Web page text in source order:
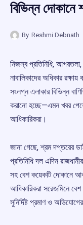
বিভিন্ন
By Reshmi Debnath
নিজস্ব প্রতিনিধি,
নাবালিকাদের অধিকার
সংলগ্ন এলাকার বিভিন্ন
করানো হচ্ছে—এমন খবর
আধিকারিকরা।
জানা গেছে, শ্রম দপ্তরের
প্রতিনিধি দল এদিন
সহ বেশ কয়েকটি দোকানে
আধিকারিকরা সরেজমিনে
সুনির্দিষ্ট প্রমাণ ও